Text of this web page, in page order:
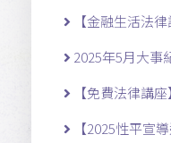
【金融生活法
2025年5月大事
【免費法律講座】
【2025性平宣